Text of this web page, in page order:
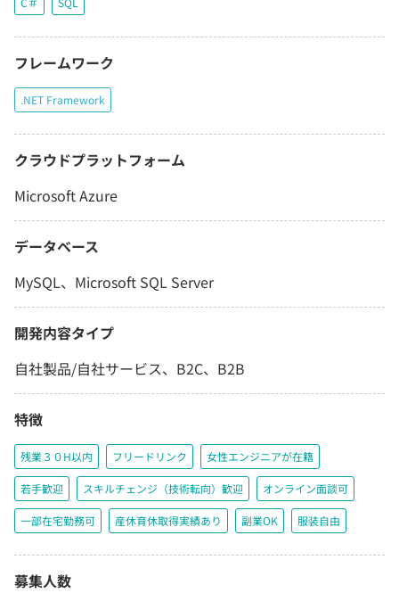
フレームワーク
.NET Framework
クラウドプラットフォーム
Microsoft Azure
データベース
MySQL、Microsoft SQL Server
開発内容タイプ
自社製品/自社サービス、B2C、B2B
特徴
残業３０H以内 フリードリンク 女性エンジニアが在籍
若手歓迎 スキルチェンジ（技術転向）歓迎 オンライン面談可
一部在宅勤務可 産休育休取得実績あり 副業OK 服装自由
募集人数